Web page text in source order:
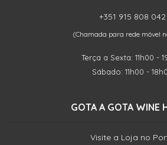
+351 915 808 042
(Chamada para rede móvel
Terça a Sexta: 11h00 -
Sábado: 11h00 -
GOTA A GOTA WINE
Visite a Loja no